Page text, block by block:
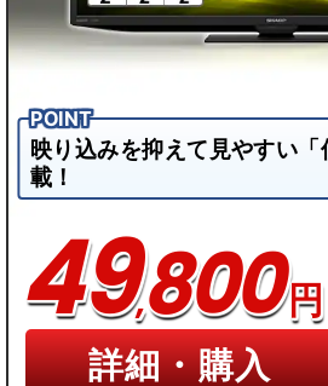
映り込みを抑えて見やすい
載！
49,800円
詳細・購入